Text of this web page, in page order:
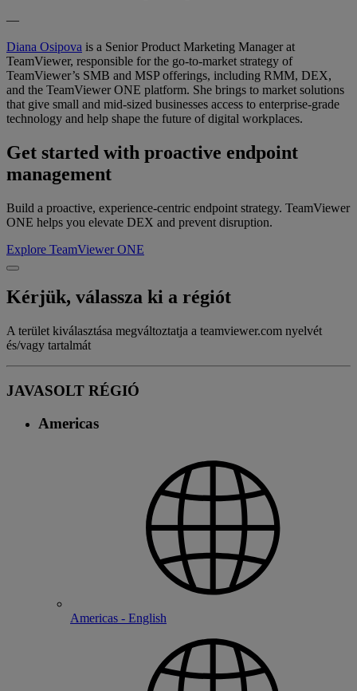
—
Diana Osipova is a Senior Product Marketing Manager at
TeamViewer, responsible for the go-to-market strategy of
TeamViewer’s SMB and MSP offerings, including RMM, DEX,
and the TeamViewer ONE platform. She brings to market solutions
that give small and mid-sized businesses access to enterprise-grade
technology and help shape the future of digital workplaces.
Get started with proactive endpoint
management
Build a proactive, experience-centric endpoint strategy. TeamViewer
ONE helps you elevate DEX and prevent disruption.
Explore TeamViewer ONE
Kérjük, válassza ki a régiót
A terület kiválasztása megváltoztatja a teamviewer.com nyelvét
és/vagy tartalmát
JAVASOLT RÉGIÓ
Americas
Americas - English